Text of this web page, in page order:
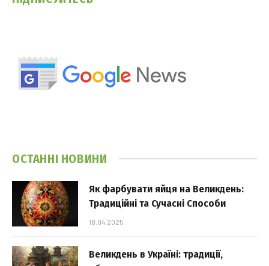
ОСТАННІ НОВИНИ
Як фарбувати яйця на Великдень:
Традиційні та Сучасні Способи
18.04.2025
Великдень в Україні: традиції,